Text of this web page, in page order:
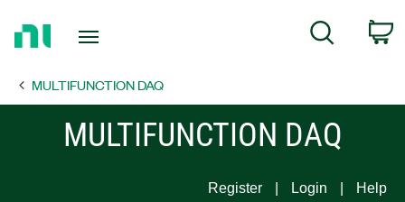
Page
Search
MULTIFUNCTION DAQ
MULTIFUNCTION DAQ
Register Login Help